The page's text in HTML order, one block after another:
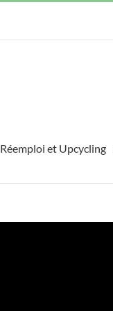
Réemploi et Upcycling